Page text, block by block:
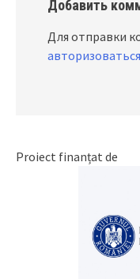
Добавить
Для отправки
авторизоваться
Proiect finanțat de